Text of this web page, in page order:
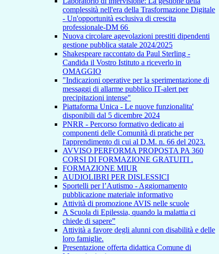
complessità nell'era della Trasformazione Digitale
- Un'opportunità esclusiva di crescita
professionale-DM 66
Nuova circolare agevolazioni prestiti dipendenti
gestione pubblica statale 2024/2025
Shakespeare raccontato da Paul Sterling -
Candida il Vostro Istituto a riceverlo in
OMAGGIO
"Indicazioni operative per la sperimentazione di
messaggi di allarme pubblico IT-alert per
precipitazioni intense"
Piattaforma Unica - Le nuove funzionalita'
disponibili dal 5 dicembre 2024
PNRR - Percorso formativo dedicato ai
componenti delle Comunità di pratiche per
l'apprendimento di cui al D.M. n. 66 del 2023.
AVVISO PERFORMA PROPOSTA PA 360
CORSI DI FORMAZIONE GRATUITI .
FORMAZIONE MIUR
AUDIOLIBRI PER DISLESSICI
Sportelli per l’Autismo - Aggiornamento
pubblicazione materiale informativo
Attività di promozione AVIS nelle scuole
A Scuola di Epilessia, quando la malattia ci
chiede di sapere”
Attività a favore degli alunni con disabilità e delle
loro famiglie.
Presentazione offerta didattica Comune di